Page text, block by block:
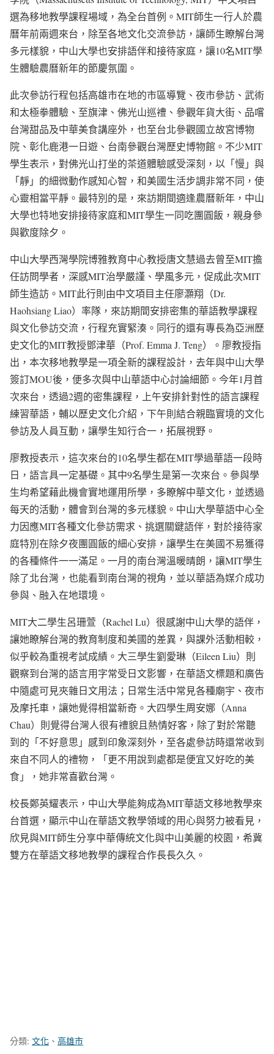
選為移地教學課程場域，為全台首例。MIT師生一行人於農
曆年前兩週來台，除至各地文化交流參訪，讓師生瞭解台灣
多元樣貌，中山大學也安排語伴和接待家庭，讓10名MIT學
生體驗農曆新年的節慶氛圍。
此次參訪行程包括高雄市在地的市區導覽、夜市參訪、武術
和太極拳體驗、至旗津、佛光山巡禮、參觀年貨大街、品嚐
台灣甜品及中華美食講座外，也至台北參觀國立故宮博物
院、彰化鹿港一日遊、台南參觀台灣歷史博物館。不少MIT
學生表示，對佛光山打坐的茶道體驗感受深刻，以「慢」與
「靜」的細微動作感知心智，和美國生活步調非常不同，使
心靈相當平靜。最特別的是，來訪期間適逢農曆新年，中山
大學也特地安排接待家庭和MIT學生一同吃團圓飯，親身參
與歡度除夕。
中山大學西灣學院博雅教育中心教授唐文慧過去曾至MIT擔
任訪問學者，深感MIT治學嚴謹、學風多元，促成此次MIT
師生造訪。MIT此行則由中文項目主任廖灝翔（Dr.
Haohsiang Liao）率隊，來訪期間安排密集的華語教學課程
與文化參訪交流，行程充實緊湊。同行的還有專長為亞洲歷
史文化的MIT教授鄧津華（Prof. Emma J. Teng）。廖教授指
出，本次移地教學是一項全新的課程設計，去年與中山大學
簽訂MOU後，便多次與中山華語中心討論細節。今年1月首
次來台，透過2週的密集課程，上午安排針對性的語言課程
練習華語，輔以歷史文化介紹，下午則結合親臨實境的文化
參訪及人員互動，讓學生知行合一，拓展視野。
廖教授表示，這次來台的10名學生都在MIT學過華語一段時
日，語言具一定基礎。其中9名學生是第一次來台。參與學
生均希望藉此機會實地運用所學，多瞭解中華文化，並透過
每天的活動，體會到台灣的多元樣貌。中山大學華語中心全
力因應MIT各種文化參訪需求、挑選關鍵語伴，對於接待家
庭特別在除夕夜團圓飯的細心安排，讓學生在美國不易獲得
的各種條件一一滿足。一月的南台灣溫暖晴朗，讓MIT學生
除了北台灣，也能看到南台灣的視角，並以華語為媒介成功
參與、融入在地環境。
MIT大二學生呂珊萱（Rachel Lu）很感謝中山大學的語伴，
讓她瞭解台灣的教育制度和美國的差異，與課外活動相較，
似乎較為重視考試成績。大三學生劉愛琳（Eileen Liu）則
觀察到台灣的語言用字常受日文影響，在華語文標題和廣告
中隨處可見夾雜日文用法；日常生活中常見各種廟宇、夜市
及摩托車，讓她覺得相當新奇。大四學生周安娜（Anna
Chau）則覺得台灣人很有禮貌且熱情好客，除了對於常聽
到的「不好意思」感到印象深刻外，至各處參訪時還常收到
來自不同人的禮物，「更不用說到處都是便宜又好吃的美
食」，她非常喜歡台灣。
校長鄭英耀表示，中山大學能夠成為MIT華語文移地教學來
台首選，顯示中山在華語文教學領域的用心與努力被看見，
欣見與MIT師生分享中華傳統文化與中山美麗的校園，希冀
雙方在華語文移地教學的課程合作長長久久。
分類: 文化 、 高雄市